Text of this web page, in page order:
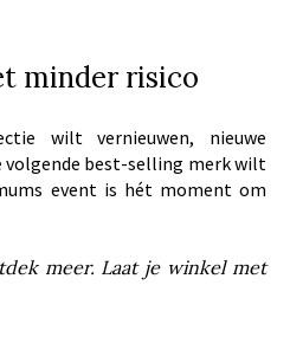
minder risico
wilt vernieuwen, nieuwe
best-selling merk wilt
event is hét moment om
meer. Laat je winkel met